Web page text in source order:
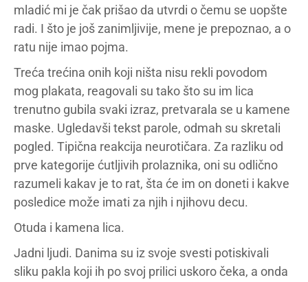
mladić mi je čak prišao da utvrdi o čemu se uopšte
radi. I što je još zanimljivije, mene je prepoznao, a o
ratu nije imao pojma.
Treća trećina onih koji ništa nisu rekli povodom
mog plakata, reagovali su tako što su im lica
trenutno gubila svaki izraz, pretvarala se u kamene
maske. Ugledavši tekst parole, odmah su skretali
pogled. Tipična reakcija neurotičara. Za razliku od
prve kategorije ćutljivih prolaznika, oni su odlično
razumeli kakav je to rat, šta će im on doneti i kakve
posledice može imati za njih i njihovu decu.
Otuda i kamena lica.
Jadni ljudi. Danima su iz svoje svesti potiskivali
sliku pakla koji ih po svoj prilici uskoro čeka, a onda